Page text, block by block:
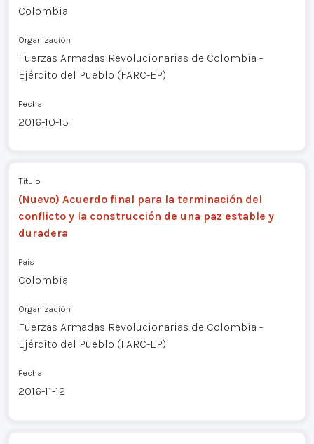
Colombia
Organización
Fuerzas Armadas Revolucionarias de Colombia -
Ejército del Pueblo (FARC-EP)
Fecha
2016-10-15
Título
(Nuevo) Acuerdo final para la terminación del
conflicto y la construcción de una paz estable y
duradera
País
Colombia
Organización
Fuerzas Armadas Revolucionarias de Colombia -
Ejército del Pueblo (FARC-EP)
Fecha
2016-11-12